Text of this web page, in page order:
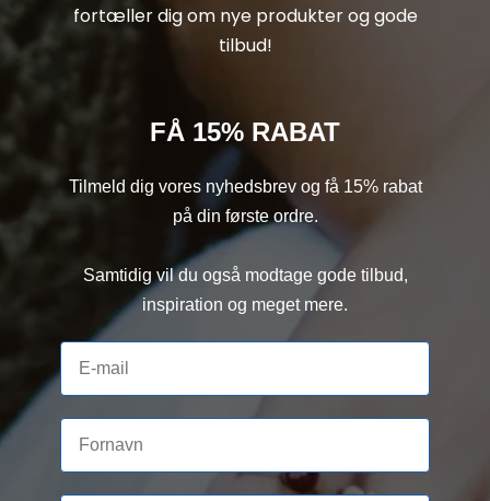
fortæller dig om nye produkter og gode
tilbud!
FÅ 15% RABAT
Tilmeld dig vores nyhedsbrev og få 15% rabat
på din første ordre.
Samtidig vil du også modtage gode tilbud,
inspiration og meget mere.